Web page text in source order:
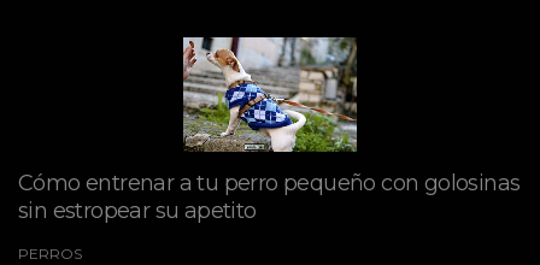
Cómo entrenar a tu perro pequeño con golosinas
sin estropear su apetito
PERROS